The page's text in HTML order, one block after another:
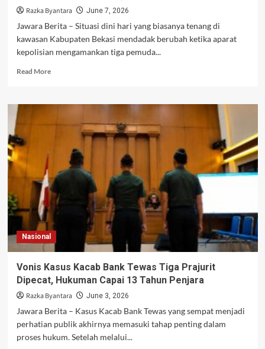
Razka Byantara June 7, 2026
Jawara Berita – Situasi dini hari yang biasanya tenang di
kawasan Kabupaten Bekasi mendadak berubah ketika aparat
kepolisian mengamankan tiga pemuda...
Read MoreRead
3
Diamankan
Diduga
Bertransaksi
Narkoba
di
Bekasi,
Klip
Sinte
Disita
Nasional
Vonis Kasus Kacab Bank Tewas Tiga Prajurit
Dipecat, Hukuman Capai 13 Tahun Penjara
Razka Byantara June 3, 2026
Jawara Berita – Kasus Kacab Bank Tewas yang sempat menjadi
perhatian publik akhirnya memasuki tahap penting dalam
proses hukum. Setelah melalui...